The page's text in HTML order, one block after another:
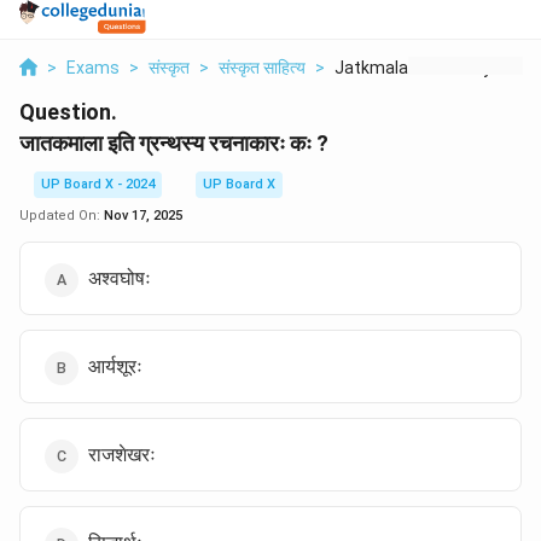
> Exams > संस्कृत > संस्कृत साहित्य > Jatkmala Iti Grnthsy...
Question.
जातकमाला इति ग्रन्थस्य रचनाकारः कः ?
UP Board X - 2024
UP Board X
Updated On: Nov 17, 2025
अश्वघोषः
आर्यशूरः
राजशेखरः